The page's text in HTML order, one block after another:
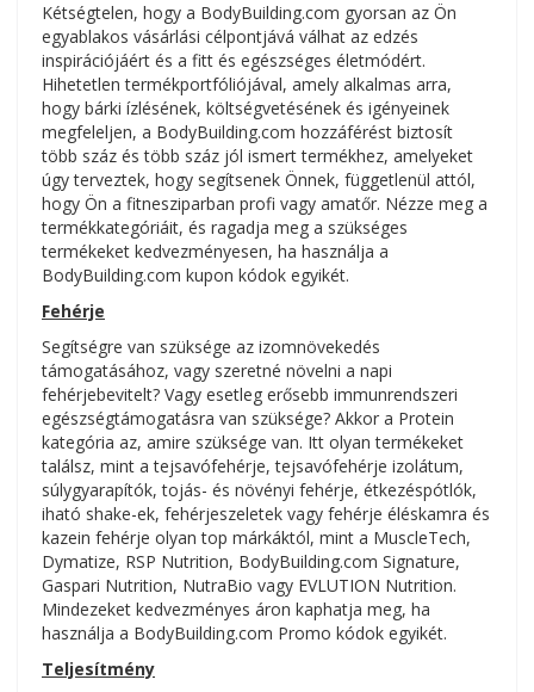
Kétségtelen, hogy a BodyBuilding.com gyorsan az Ön
egyablakos vásárlási célpontjává válhat az edzés
inspirációjáért és a fitt és egészséges életmódért.
Hihetetlen termékportfóliójával, amely alkalmas arra,
hogy bárki ízlésének, költségvetésének és igényeinek
megfeleljen, a BodyBuilding.com hozzáférést biztosít
több száz és több száz jól ismert termékhez, amelyeket
úgy terveztek, hogy segítsenek Önnek, függetlenül attól,
hogy Ön a fitnesziparban profi vagy amatőr. Nézze meg a
termékkategóriáit, és ragadja meg a szükséges
termékeket kedvezményesen, ha használja a
BodyBuilding.com kupon kódok egyikét.
Fehérje
Segítségre van szüksége az izomnövekedés
támogatásához, vagy szeretné növelni a napi
fehérjebevitelt? Vagy esetleg erősebb immunrendszeri
egészségtámogatásra van szüksége? Akkor a Protein
kategória az, amire szüksége van. Itt olyan termékeket
találsz, mint a tejsavófehérje, tejsavófehérje izolátum,
súlygyarapítók, tojás- és növényi fehérje, étkezéspótlók,
iható shake-ek, fehérjeszeletek vagy fehérje éléskamra és
kazein fehérje olyan top márkáktól, mint a MuscleTech,
Dymatize, RSP Nutrition, BodyBuilding.com Signature,
Gaspari Nutrition, NutraBio vagy EVLUTION Nutrition.
Mindezeket kedvezményes áron kaphatja meg, ha
használja a BodyBuilding.com Promo kódok egyikét.
Teljesítmény